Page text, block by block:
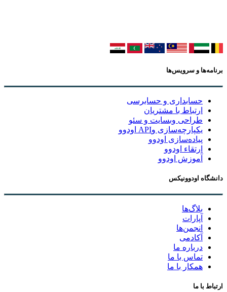
برنامه‌ها و سرویس‌ها
حسابداری و حسابرسی
ارتباط با مشتریان
طراحی وبسایت و سئو
یکپارچه‌سازی وAPI اودوو
پیاده‌سازی اودوو
ارتقاء اودوو
آموزش اودوو
دانشگاه اودوونیکس
بلاگ‌ها
آپارات
انجمن‌ها
آکادمی
درباره ما
تماس با ما
همکار با ما
ارتباط با ما